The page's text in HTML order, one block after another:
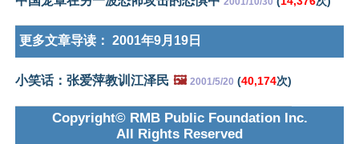
更多文章导读： 2001年9月19日
小笑话：张爱萍教训江泽民 🖼️ 2001/5/20 (40,174次)
Copyright© RMB Public Foundation Inc.
All Rights Reserved